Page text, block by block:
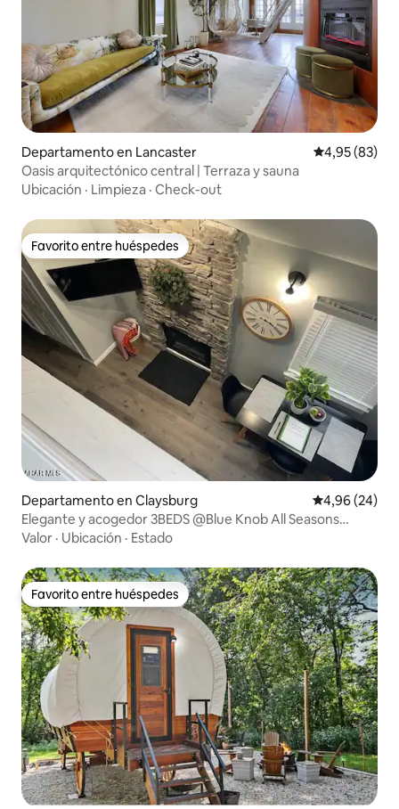
Departamento en Lancaster Calificación
4,95 (83)
Oasis arquitectónico central | Terraza y sauna
Ubicación · Limpieza · Check-out
Favorito entre huéspedes
Favorito entre huéspedes
Departamento en Claysburg Calificación
4,96 (24)
Elegante y acogedor 3BEDS @Blue Knob All Seasons
Resort
Valor · Ubicación · Estado
Favorito entre huéspedes
Favorito entre huéspedes